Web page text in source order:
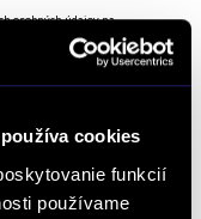
cookies
funkcií
používame
osobných údajov na
žiadostí a podnetov zadaných
S podmienkami
údajov na tento účel sa